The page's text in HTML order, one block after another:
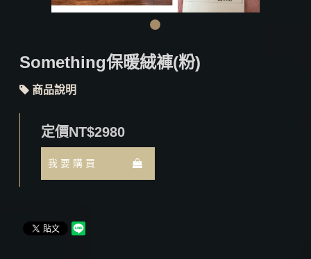
Something保暖絨褲(粉)
商品說明
定價NT$2980
我 要 購 買